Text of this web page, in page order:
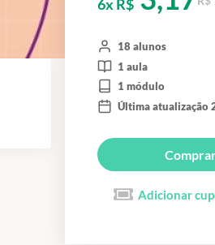
6x R$
18 alunos
1 aula
1 módulo
Última atualização
Adicionar